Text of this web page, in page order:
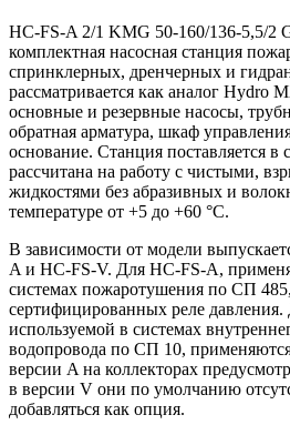
HC-FS-A 2/1 KMG 50-160/136-5,5/2
комплектная насосная станция
спринклерных, дренчерных и
рассматривается как аналог Hydro
основные и резервные насосы,
обратная арматура, шкаф
основание. Станция поставляется в
рассчитана на работу с чистыми,
жидкостями без абразивных и
температуре от +5 до +60 °С.
В зависимости от модели
A и HC-FS-V. Для HC-FS-A,
системах пожаротушения по СП
сертифицированных реле
используемой в системах
водопровода по СП 10,
версии A на коллекторах
в версии V они по умолчанию
добавляться как опция.